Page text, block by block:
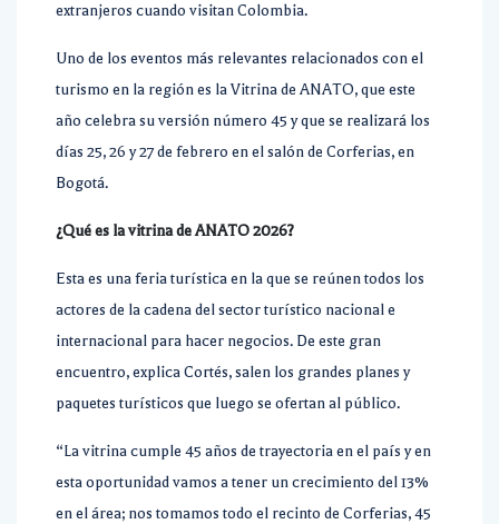
extranjeros cuando visitan Colombia.
Uno de los eventos más relevantes relacionados con el
turismo en la región es la Vitrina de ANATO, que este
año celebrasu versión número 45 y que se realizará los
días 25, 26 y 27 de febrero en el salón de Corferias, en
Bogotá.
¿Qué es la vitrina de ANATO 2026?
Estaes una feria turística en la que se reúnen todos los
actores de la cadena del sector turístico nacional e
internacional para hacer negocios. De este gran
encuentro, explica Cortés, salen los grandes planes y
paquetes turísticos que luego se ofertan al público.
“La vitrina cumple 45 años de trayectoria en el país y en
esta oportunidad vamos a tener un crecimiento del 13%
en el área; nos tomamos todo el recinto de Corferias, 45